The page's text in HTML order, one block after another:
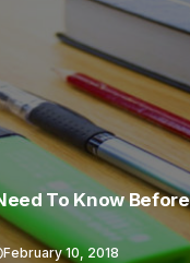
To Know
February 10, 2018